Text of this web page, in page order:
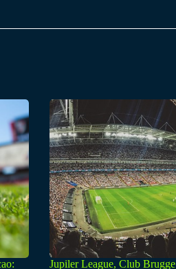
Jupiler League, Club Brugge